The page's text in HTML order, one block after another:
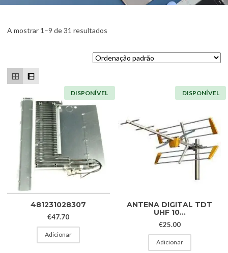
A mostrar 1–9 de 31 resultados
DISPONÍVEL
481231028307
€47.70
Adicionar
DISPONÍVEL
ANTENA DIGITAL TDT
UHF 10...
€25.00
Adicionar